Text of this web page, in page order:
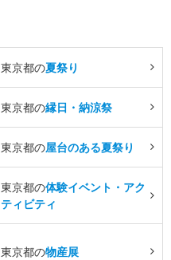
東京都の夏祭り
東京都の縁日・納涼祭
東京都の屋台のある夏祭り
東京都の体験イベント・アク
ティビティ
東京都の物産展